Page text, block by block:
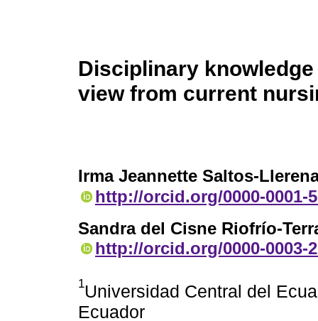
Disciplinary
view from current
Irma Jeannette Saltos-
http://orcid.org/0000-0001-
Sandra del Cisne Riofrío-
http://orcid.org/0000-0003-
1Universidad Central del
Ecuador